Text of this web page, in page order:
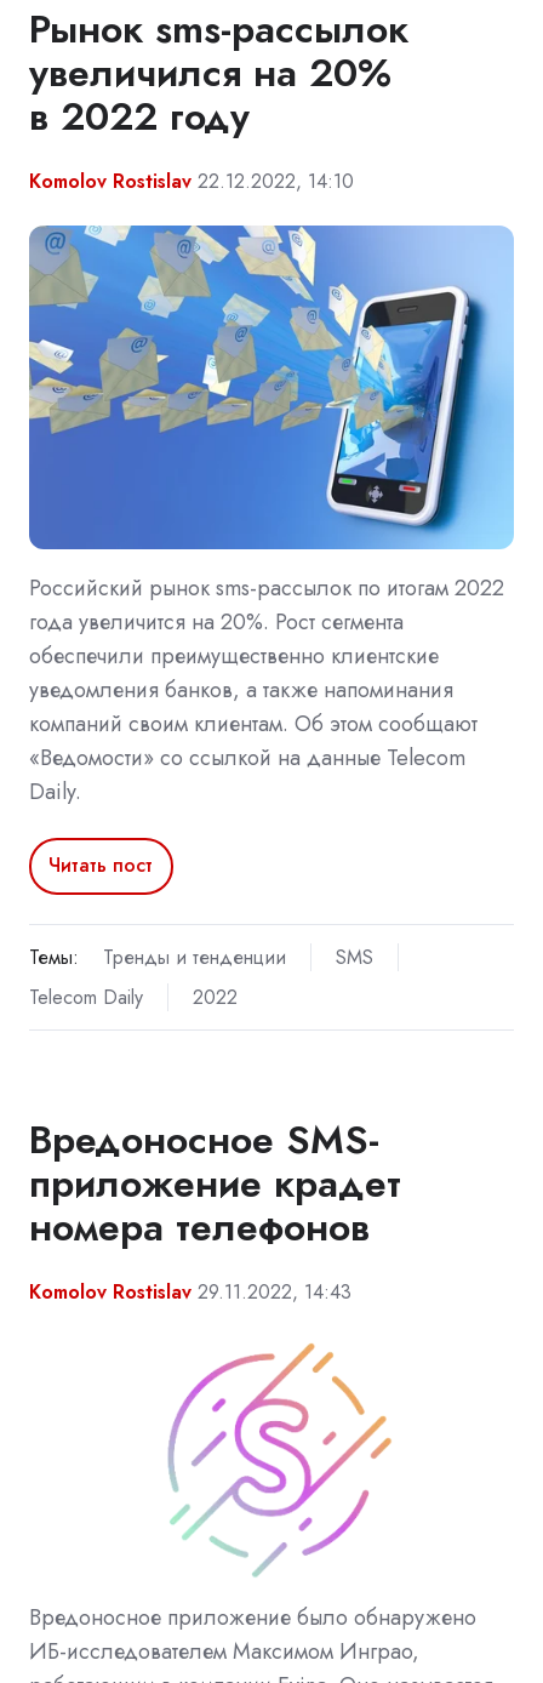
Рынок sms-рассылок
увеличился на 20%
в 2022 году
Komolov Rostislav 22.12.2022, 14:10
Российский рынок sms-рассылок по итогам 2022
года увеличится на 20%. Рост сегмента
обеспечили преимущественно клиентские
уведомления банков, а также напоминания
компаний своим клиентам. Об этом сообщают
«Ведомости» со ссылкой на данные Telecom
Daily.
Читать пост
Темы: Тренды и тенденции
SMS
Telecom Daily
2022
Вредоносное SMS-
приложение крадет
номера телефонов
Komolov Rostislav 29.11.2022, 14:43
Вредоносное приложение было обнаружено
ИБ-исследователем Максимом Инграо,